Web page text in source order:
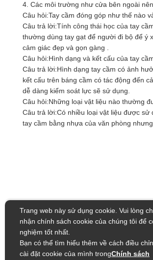
4. Các môi trường như cửa bên ngoài
Câu hỏi:Tay cầm đóng góp như thế nào
Câu trả lời:Tính công thái học của tay
thường dùng tay gạt để người đi bộ để ý
cảm giác đẹp và gọn gàng .
Câu hỏi:Hình dạng và kết cấu của tay
Câu trả lời:Hình dạng tay cầm có ảnh
kết cấu trên báng cầm có tác động đến
dễ dàng kiểm soát lực sẽ sử dụng.
Câu hỏi:Những loại vật liệu nào thường
Câu trả lời:Có nhiều loại vật liệu được sử
tay cầm bằng nhựa của văn phòng
Trang web này sử dụng cookie. Vui lòng
nhận chính sách cookie của chúng tôi để
nghiệm tốt nhất.
Bạn có thể tìm hiểu thêm về cách điều
cài đặt cookie của mình trongChính sách